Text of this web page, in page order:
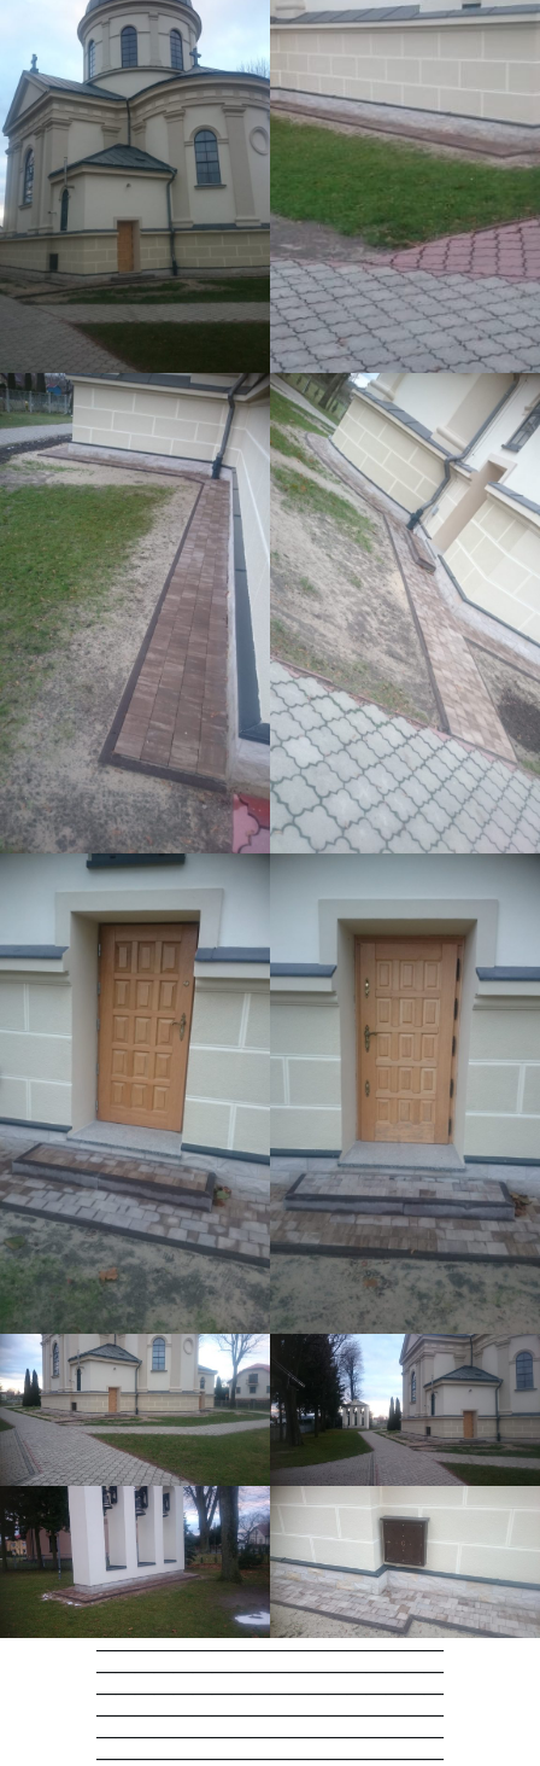
——————————————————
——————————————————
——————————————————
——————————————————
——————————————————
——————————————————